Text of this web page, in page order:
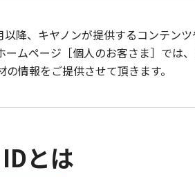
以降、キヤノンが提供するコンテン
ームページ［個人のお客さま］では
の情報をご提供させて頂きます。
とは